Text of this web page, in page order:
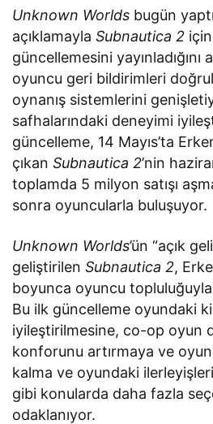
Unknown Worlds bugün
açıklamayla Subnautica 2
güncellemesini yayınladığını
oyuncu geri bildirimleri
oynanış sistemlerini
safhalarındaki deneyimi
güncelleme, 14 Mayıs’ta
çıkan Subnautica 2’nin
toplamda 5 milyon satışı
sonra oyuncularla buluşuyor.
Unknown Worlds’ün “açık
geliştirilenSubnautica 2,
boyunca oyuncu
Bu ilk güncelleme oyundaki
iyileştirilmesine, co-op oyun
konforunu artırmaya ve
kalma ve oyundaki
gibi konularda daha fazla
odaklanıyor.